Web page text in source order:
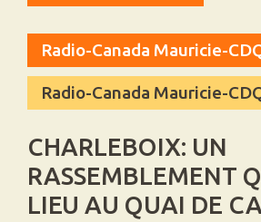
Radio-Canada Mauricie-
Radio-Canada Mauricie-
CHARLEBOIX: UN
RASSEMBLEMENT
LIEU AU QUAI DE